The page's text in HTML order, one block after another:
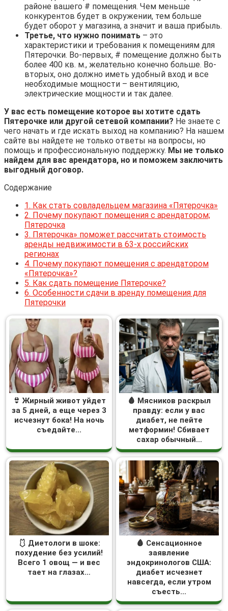
районе вашего # помещения. Чем меньше
конкурентов будет в окружении, тем больше
будет оборот у магазина, а значит и ваша прибыль.
Третье, что нужно понимать – это
характеристики и требования к помещениям для
Пятерочки. Во-первых, # помещение должно быть
более 400 кв. м., желательно конечно больше. Во-
вторых, оно должно иметь удобный вход и все
необходимые мощности – вентиляцию,
электрические мощности и так далее.
У вас есть помещение которое вы хотите сдать
Пятерочке или другой сетевой компании? Не знаете с
чего начать и где искать выход на компанию? На нашем
сайте вы найдете не только ответы на вопросы, но
помощь и профессиональную поддержку. Мы не только
найдем для вас арендатора, но и поможем заключить
выгодный договор.
Содержание
1. Как стать совладельцем магазина «Пятерочка»
2. Почему покупают помещения с арендатором;
Пятерочка
3. Пятерочка» поможет рассчитать стоимость
аренды недвижимости в 63-х российских
регионах
4. Почему покупают помещения с арендатором
«Пятерочка»?
5. Как сдать помещение Пятерочке?
6. Особенности сдачи в аренду помещения для
Пятерочки
👙 Жирный живот уйдет
за 5 дней, а еще через 3
исчезнут бока! На ночь
съедайте...
🩸 Мясников раскрыл
правду: если у вас
диабет, не пейте
метформин! Сбивает
сахар обычный...
🩱 Диетологи в шоке:
похудение без усилий!
Всего 1 овощ — и вес
тает на глазах…
🩸 Сенсационное
заявление
эндокринологов США:
диабет исчезнет
навсегда, если утром
съесть...